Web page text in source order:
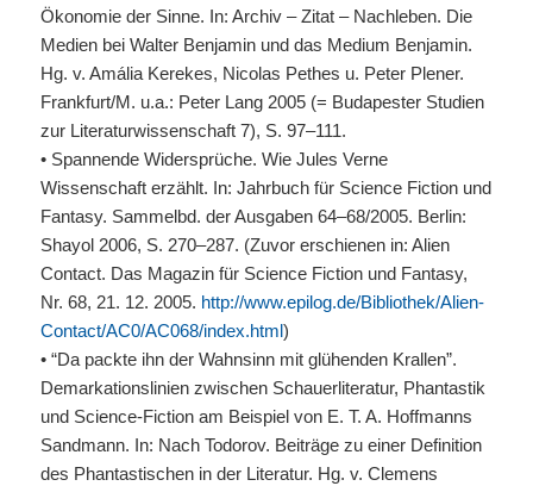
Ökonomie der Sinne. In: Archiv – Zitat – Nachleben. Die
Medien bei Walter Benjamin und das Medium Benjamin.
Hg. v. Amália Kerekes, Nicolas Pethes u. Peter Plener.
Frankfurt/M. u.a.: Peter Lang 2005 (= Budapester Studien
zur Literaturwissenschaft 7), S. 97–111.
• Spannende Widersprüche. Wie Jules Verne
Wissenschaft erzählt. In: Jahrbuch für Science Fiction und
Fantasy. Sammelbd. der Ausgaben 64–68/2005. Berlin:
Shayol 2006, S. 270–287. (Zuvor erschienen in: Alien
Contact. Das Magazin für Science Fiction und Fantasy,
Nr. 68, 21. 12. 2005. http://www.epilog.de/Bibliothek/Alien-
Contact/AC0/AC068/index.html)
• “Da packte ihn der Wahnsinn mit glühenden Krallen”.
Demarkationslinien zwischen Schauerliteratur, Phantastik
und Science-Fiction am Beispiel von E. T. A. Hoffmanns
Sandmann. In: Nach Todorov. Beiträge zu einer Definition
des Phantastischen in der Literatur. Hg. v. Clemens